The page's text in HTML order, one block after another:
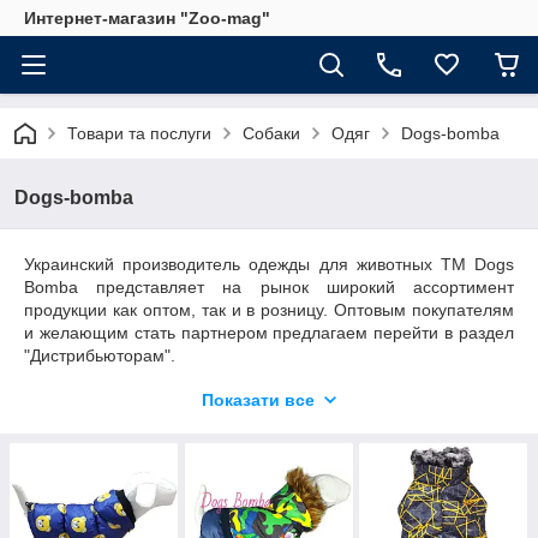
Интернет-магазин "Zoo-mag"
Товари та послуги Собаки Одяг Dogs-bomba
Dogs-bomba
Украинский производитель одежды для животных ТМ Dogs
Bomba представляет на рынок широкий ассортимент
продукции как оптом, так и в розницу. Оптовым покупателям
и желающим стать партнером предлагаем перейти в раздел
"Дистрибьюторам".
проверки качества, перед тем, как попасть к Вам и Вашему
ТМ Dogs Bomba основана в 2014 году и стремительно
набирает обороты за счёт правильного подбора тканей,
Показати все